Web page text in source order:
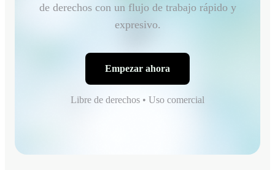
de derechos con un flujo de trabajo rápido y
expresivo.
Empezar ahora
Libre de derechos • Uso comercial